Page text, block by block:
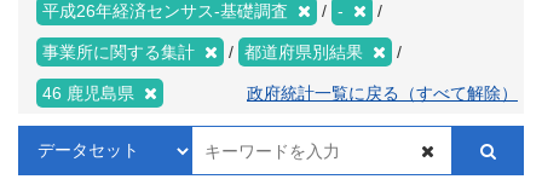
平成26年経済センサス‐基礎調査 -
事業所に関する集計 都道府県別結果
46 鹿児島県 政府統計一覧に戻る（すべて解除）